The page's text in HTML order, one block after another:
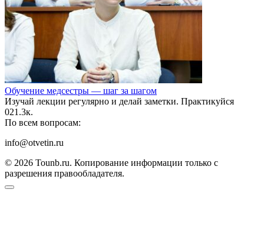
Обучение медсестры — шаг за шагом
Изучай лекции регулярно и делай заметки. Практикуйся
021.3к.
По всем вопросам:
info@otvetin.ru
© 2026 Tounb.ru. Копирование информации только с
разрешения правообладателя.